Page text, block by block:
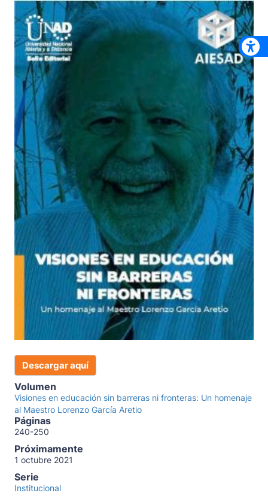
Descargar aquí
Volumen
Visiones en educación sin barreras ni fronteras: Un homenaje
al Maestro Lorenzo García Aretio
Páginas
240-250
Próximamente
1 octubre 2021
Serie
Institucional